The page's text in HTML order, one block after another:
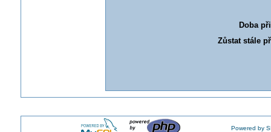
Doba
Zůstat stále
Powered by